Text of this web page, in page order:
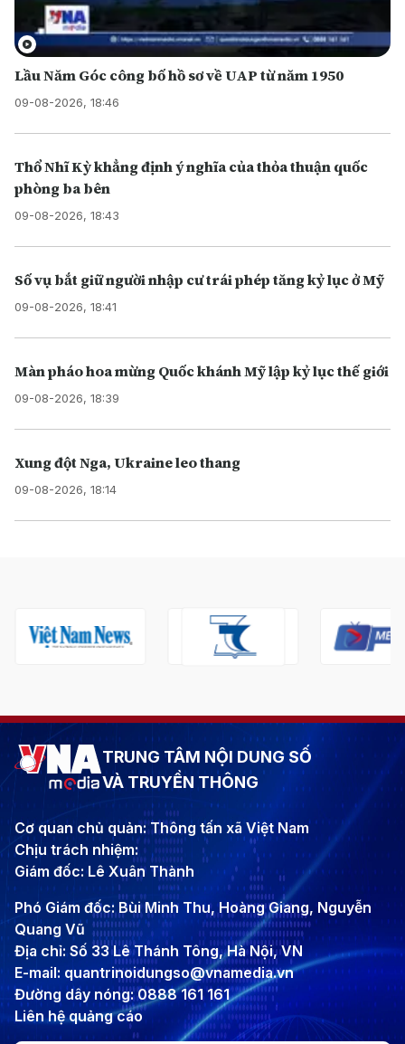
Lầu Năm Góc công bố hồ sơ về UAP từ năm 1950
09-08-2026, 18:46
Thổ Nhĩ Kỳ khẳng định ý nghĩa của thỏa thuận quốc
phòng ba bên
09-08-2026, 18:43
Số vụ bắt giữ người nhập cư trái phép tăng kỷ lục ở Mỹ
09-08-2026, 18:41
Màn pháo hoa mừng Quốc khánh Mỹ lập kỷ lục thế giới
09-08-2026, 18:39
Xung đột Nga, Ukraine leo thang
09-08-2026, 18:14
TRUNG TÂM NỘI DUNG SỐ
VÀ TRUYỀN THÔNG
Cơ quan chủ quản: Thông tấn xã Việt Nam
Chịu trách nhiệm:
Giám đốc: Lê Xuân Thành
Phó Giám đốc: Bùi Minh Thu, Hoàng Giang, Nguyễn
Quang Vũ
Địa chỉ: Số 33 Lê Thánh Tông, Hà Nội, VN
E-mail: quantrinoidungso@vnamedia.vn
Đường dây nóng: 0888 161 161
Liên hệ quảng cáo